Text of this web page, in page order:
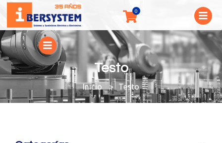
Testo
You are here: Testo